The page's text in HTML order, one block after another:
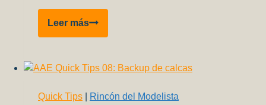
Leer másEntrevista
a
Gil
Quick Tips
Rincón del Modelista